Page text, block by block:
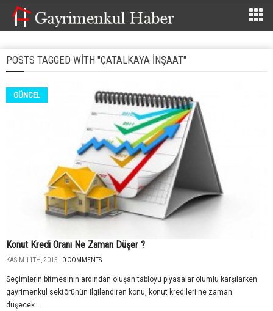
POSTS TAGGED WITH "ÇATALKAYA İNŞAAT"
GÜNCEL
Konut Kredi Oranı Ne Zaman Düşer ?
KASIM 11TH, 2015 | 0 COMMENTS
Seçimlerin bitmesinin ardından oluşan tabloyu piyasalar olumlu karşılarken
gayrimenkul sektörünün ilgilendiren konu, konut kredileri ne zaman
düşecek...